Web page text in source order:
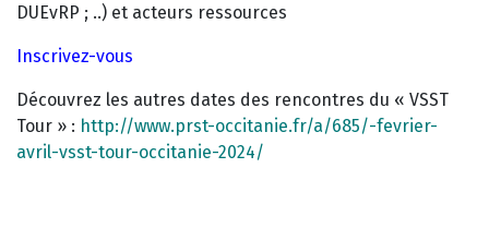
DUEvRP ; ..) et acteurs ressources
Inscrivez-vous
Découvrez les autres dates des rencontres du « VSST
Tour » : http://www.prst-occitanie.fr/a/685/-fevrier-
avril-vsst-tour-occitanie-2024/